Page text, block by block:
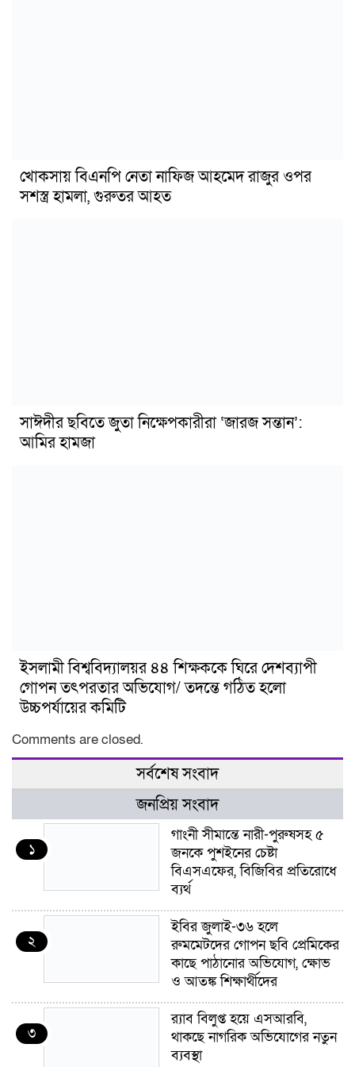
খোকসায় বিএনপি নেতা নাফিজ আহমেদ রাজুর ওপর
সশস্ত্র হামলা, গুরুতর আহত
সাঈদীর ছবিতে জুতা নিক্ষেপকারীরা ‘জারজ সন্তান’:
আমির হামজা
ইসলামী বিশ্ববিদ্যালয়র ৪৪ শিক্ষককে ঘিরে দেশব্যাপী
গোপন তৎপরতার অভিযোগ/ তদন্তে গঠিত হলো
উচ্চপর্যায়ের কমিটি
Comments are closed.
সর্বশেষ সংবাদ
জনপ্রিয় সংবাদ
১
গাংনী সীমান্তে নারী-পুরুষসহ ৫
জনকে পুশইনের চেষ্টা
বিএসএফের, বিজিবির প্রতিরোধে
ব্যর্থ
২
ইবির জুলাই-৩৬ হলে
রুমমেটদের গোপন ছবি প্রেমিকের
কাছে পাঠানোর অভিযোগ, ক্ষোভ
ও আতঙ্ক শিক্ষার্থীদের
৩
র‍্যাব বিলুপ্ত হয়ে এসআরবি,
থাকছে নাগরিক অভিযোগের নতুন
ব্যবস্থা